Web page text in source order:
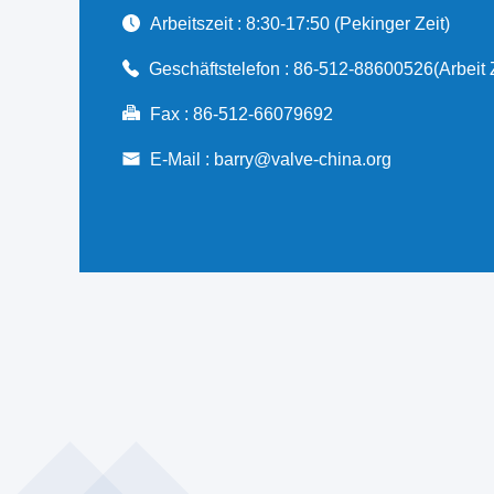
Arbeitszeit : 8:30-17:50 (Pekinger Zeit)
Geschäftstelefon : 86-512-88600526(Arbeit
Fax : 86-512-66079692
E-Mail : barry@valve-china.org